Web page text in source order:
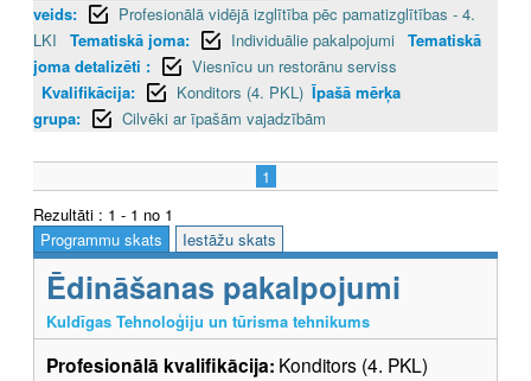
veids:
Profesionālā vidējā izglītība pēc pamatizglītības - 4.
LKI
Tematiskā joma: Individuālie pakalpojumi
Tematiskā
joma detalizēti :
Viesnīcu un restorānu serviss
Kvalifikācija:
Konditors (4. PKL) Īpašā mērķa
grupa:
Cilvēki ar īpašām vajadzībām
1
Rezultāti : 1 - 1 no 1
Programmu skats
Iestāžu skats
Ēdināšanas pakalpojumi
Kuldīgas Tehnoloģiju un tūrisma tehnikums
Profesionālā kvalifikācija: Konditors (4. PKL)